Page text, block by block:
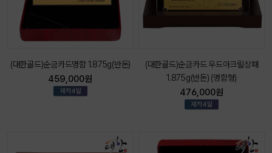
(대한골드)순금카드명함 1.875g(반돈)
459,000원
(대한골드)순금카드 우드아크릴상패
1.875g(반돈) (명함형)
476,000원